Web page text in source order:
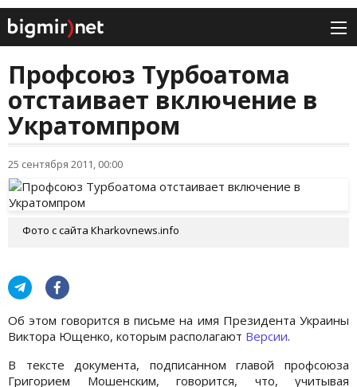
Профсоюз Турбоатома
отстаивает включение в
Укратомпром
25 сентября 2011, 00:00
Фото с сайта Кharkovnews.info
Об этом говорится в письме на имя Президента Украины
Виктора Ющенко, которым располагают Версии.
В тексте документа, подписанном главой профсоюза
Григорием Мошенским, говорится, что, учитывая